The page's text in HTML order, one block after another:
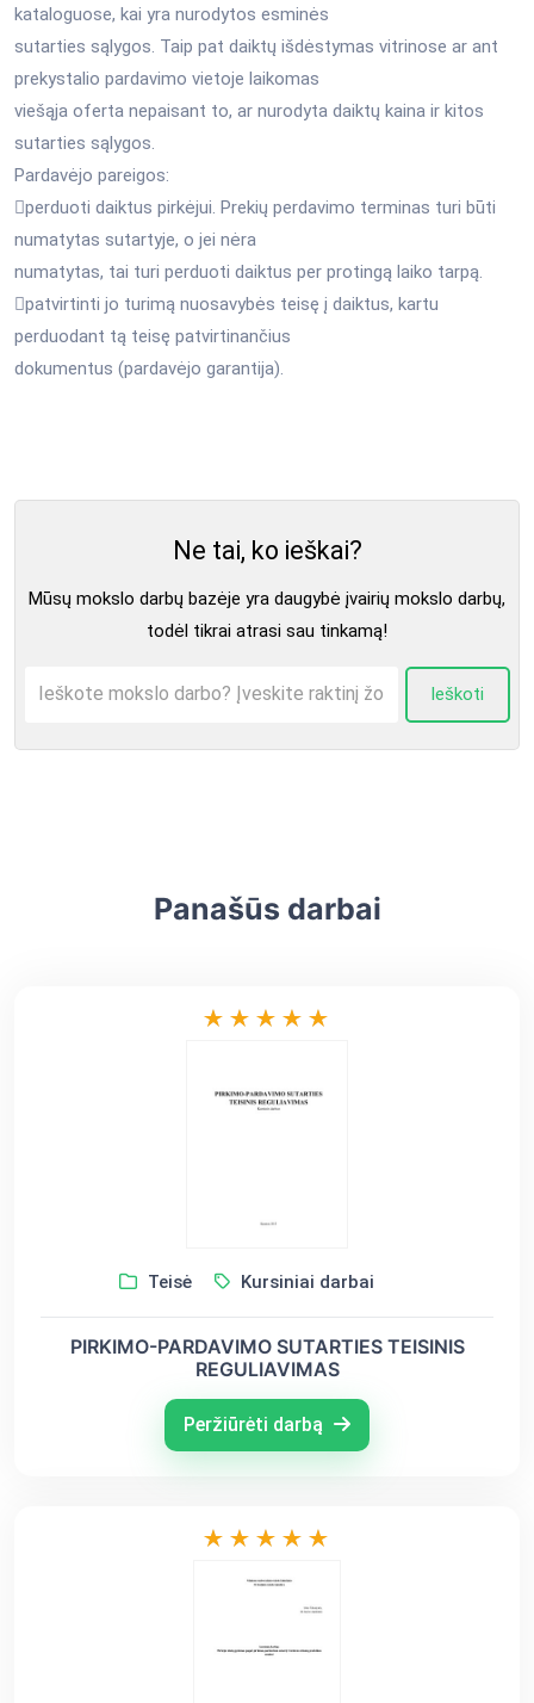
kataloguose, kai yra nurodytos esminės
sutarties sąlygos. Taip pat daiktų išdėstymas vitrinose ar ant
prekystalio pardavimo vietoje laikomas
viešąja oferta nepaisant to, ar nurodyta daiktų kaina ir kitos
sutarties sąlygos.
Pardavėjo pareigos:
perduoti daiktus pirkėjui. Prekių perdavimo terminas turi būti
numatytas sutartyje, o jei nėra
numatytas, tai turi perduoti daiktus per protingą laiko tarpą.
patvirtinti jo turimą nuosavybės teisę į daiktus, kartu
perduodant tą teisę patvirtinančius
dokumentus (pardavėjo garantija).
Ne tai, ko ieškai?
Mūsų mokslo darbų bazėje yra daugybė įvairių mokslo darbų,
todėl tikrai atrasi sau tinkamą!
Ieškoti
Panašūs darbai
Teisė Kursiniai darbai
PIRKIMO-PARDAVIMO SUTARTIES TEISINIS
REGULIAVIMAS
Peržiūrėti darbą